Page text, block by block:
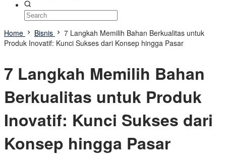
Home Bisnis
7 Langkah Memilih Bahan Berkualitas untuk
Produk Inovatif: Kunci Sukses dari Konsep hingga Pasar
7 Langkah Memilih Bahan
Berkualitas untuk Produk
Inovatif: Kunci Sukses dari
Konsep hingga Pasar